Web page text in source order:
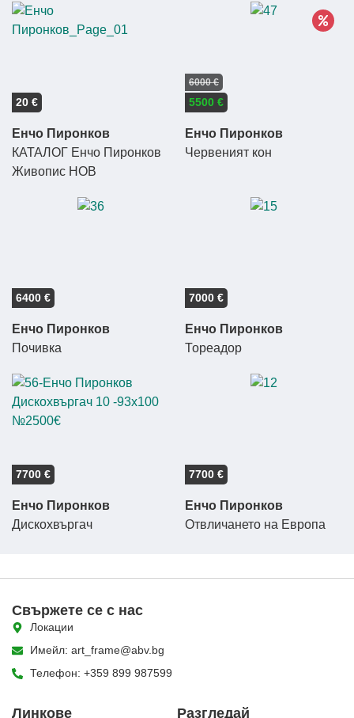
20 €
Енчо Пиронков
КАТАЛОГ Енчо Пиронков
Живопис НОВ
6000 €
5500 €
Енчо Пиронков
Червеният кон
6400 €
Енчо Пиронков
Почивка
7000 €
Енчо Пиронков
Тореадор
7700 €
Енчо Пиронков
Дискохвъргач
7700 €
Енчо Пиронков
Отвличането на Европа
Разгледай
Линкове
Свържете се с нас
Локации
Имейл: art_frame@abv.bg
Телефон: +359 899 987599